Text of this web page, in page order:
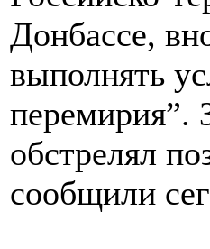
Донбассе,
выполнять
перемирия”.
обстрелял
сообщили